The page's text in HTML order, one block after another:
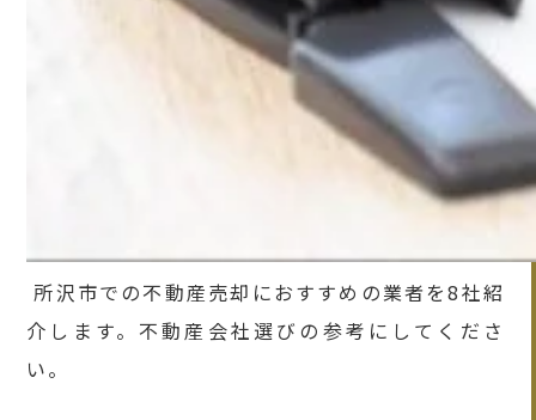
所沢市での不動産売却におすすめの業者を8社紹
介します。不動産会社選びの参考にしてくださ
い。